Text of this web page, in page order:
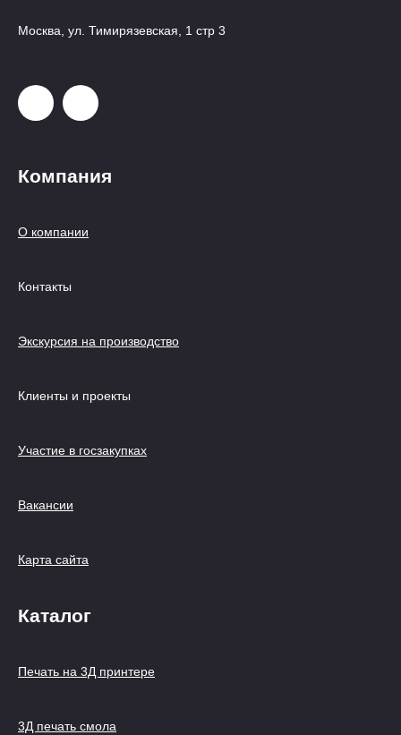
Москва, ул. Тимирязевская, 1 стр 3
Компания
О компании
Контакты
Экскурсия на производство
Клиенты и проекты
Участие в госзакупках
Вакансии
Карта сайта
Каталог
Печать на 3Д принтере
3Д печать смола